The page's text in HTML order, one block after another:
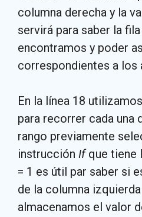
columna derecha y la
servirá para saber la
encontramos y poder
correspondientes a los
En la línea 18
para recorrer cada una
rango previamente
instrucción Ifque tiene
= 1 es útil par saber si
de la columna
almacenamos el valor